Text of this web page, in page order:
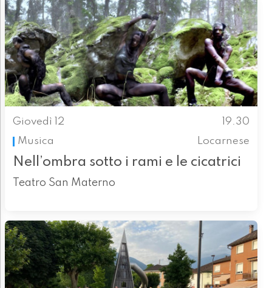
Giovedì 12
19.30
Musica
Locarnese
Nell’ombra sotto i rami e le cicatrici
Teatro San Materno